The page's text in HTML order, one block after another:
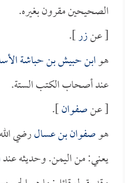
الصحيحين مقرون بغيره.
[ عنزر].
هوابن حبيش بن حباشة
عند أصحاب الكتب الستة.
[ عنصفوان].
هوصفوان بن عسالرضي
يعني: من اليمن. وحديثه عند